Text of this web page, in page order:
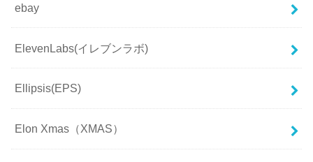
ebay
ElevenLabs(イレブンラボ)
Ellipsis(EPS)
Elon Xmas（XMAS）